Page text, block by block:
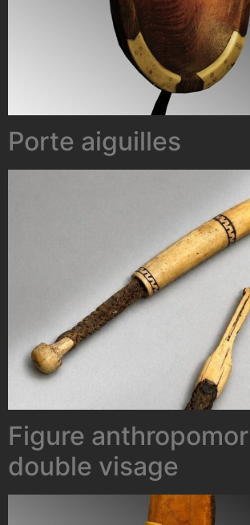
Porte aiguilles
Figure
double visage